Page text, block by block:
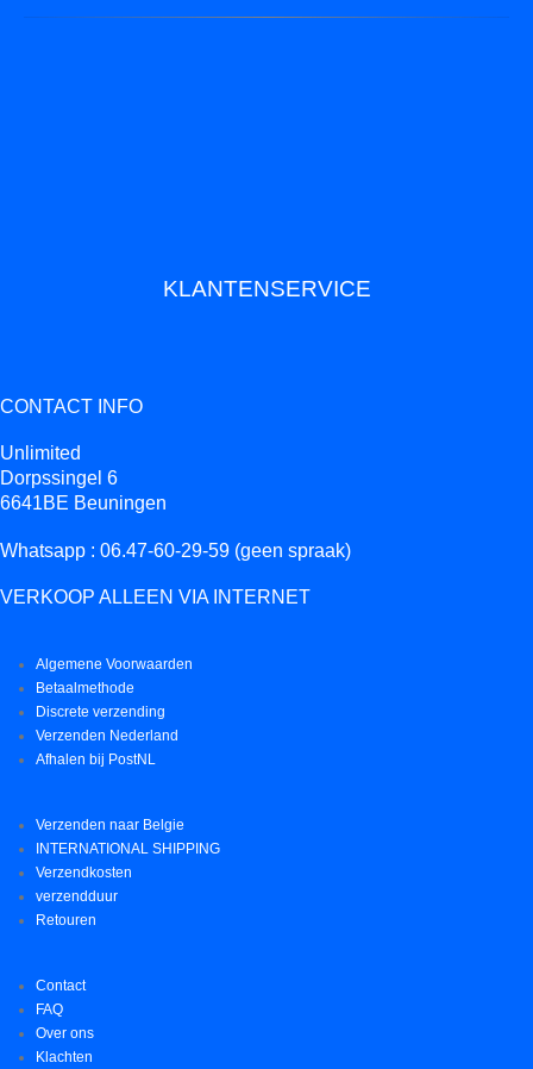
KLANTENSERVICE
CONTACT INFO
Unlimited
Dorpssingel 6
6641BE Beuningen
Whatsapp : 06.47-60-29-59 (geen spraak)
VERKOOP ALLEEN VIA INTERNET
Algemene Voorwaarden
Betaalmethode
Discrete verzending
Verzenden Nederland
Afhalen bij PostNL
Verzenden naar Belgie
INTERNATIONAL SHIPPING
Verzendkosten
verzendduur
Retouren
Contact
FAQ
Over ons
Klachten